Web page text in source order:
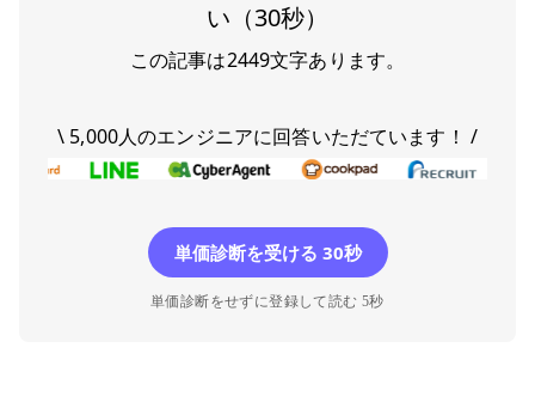
い（30秒）
この記事は2449文字あります。
\ 5,000人のエンジニアに回答いただています！ /
単価診断を受ける 30秒
単価診断をせずに登録して読む 5秒